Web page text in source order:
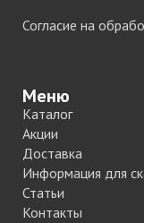
Согласие на
Меню
Каталог
Акции
Доставка
Информация для
Статьи
Контакты